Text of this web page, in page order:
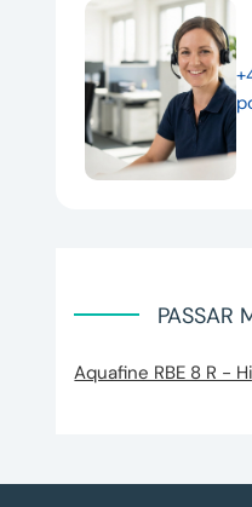
PASSAR
Aquafine RBE 8 R -